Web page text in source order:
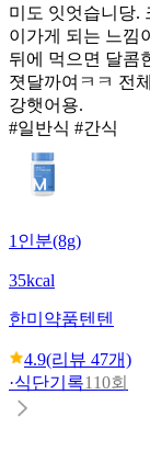
미도 잇엇습니당.
이가게 되는 느낌
뒤에 먹으면 달콤
졋달까여ㅋㅋ 전
강햇어용.
#일반식 #간식
1인분(8g)
35kcal
한미약품텐텐
4.9(리뷰 47개)
·식단기록110회